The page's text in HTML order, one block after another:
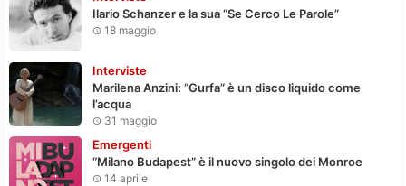
Ilario Schanzer e la sua “Se Cerco Le Parole”
18 maggio
Interviste
Marilena Anzini: “Gurfa” è un disco liquido come
l’acqua
31 maggio
Emergenti
“Milano Budapest” è il nuovo singolo dei Monroe
14 aprile